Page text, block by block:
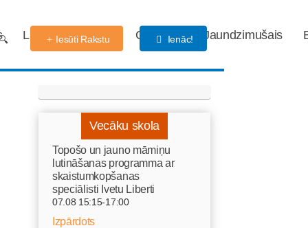
Labdarības fonds Gaidības Jaundzimušais
Iesūti Rakstu Ienāc!
Vecāku skola
Topošo un jauno māmiņu
lutināšanas programma ar
skaistumkopšanas
speciālisti Ivetu Liberti
07.08 15:15-17:00
Izpārdots